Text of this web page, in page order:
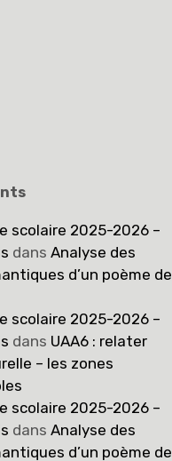
scolaire 2025-2026 –
dansAnalyse des
d’un poème de
scolaire 2025-2026 –
dans UAA6 : relater
– les zones
scolaire 2025-2026 –
dansAnalyse des
d’un poème de